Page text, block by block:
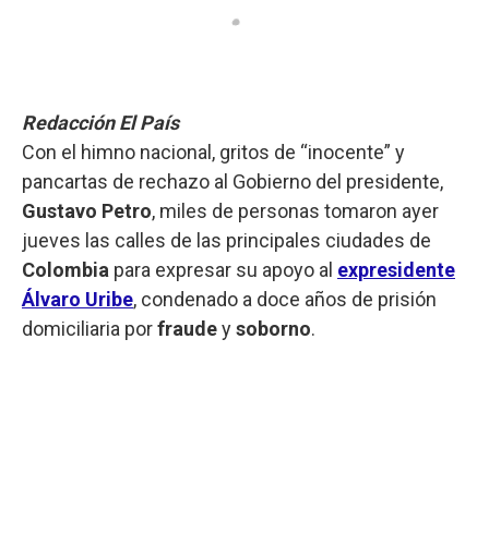
Redacción El País
Con el himno nacional, gritos de “inocente” y
pancartas de rechazo al Gobierno del presidente,
Gustavo Petro, miles de personas tomaron ayer
jueves las calles de las principales ciudades de
Colombia para expresar su apoyo al expresidente
Álvaro Uribe, condenado a doce años de prisión
domiciliaria porfraudeysoborno.